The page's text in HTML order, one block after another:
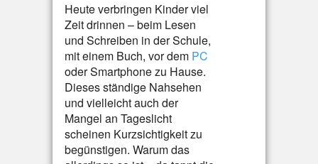
Heute verbringen Kinder viel
Zeit drinnen – beim Lesen
und Schreiben in der Schule,
mit einem Buch, vor dem PC
oder Smartphone zu Hause.
Dieses ständige Nahsehen
und vielleicht auch der
Mangel an Tageslicht
scheinen Kurzsichtigkeit zu
begünstigen. Warum das